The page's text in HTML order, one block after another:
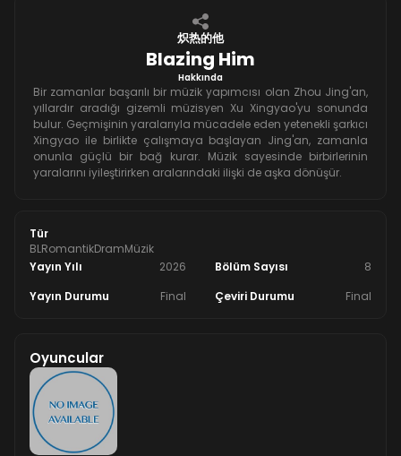
Blazing Him
炽热的他
Hakkında
Bir zamanlar başarılı bir müzik yapımcısı olan Zhou Jing'an,
yıllardır aradığı gizemli müzisyen Xu Xingyao'yu sonunda
bulur. Geçmişinin yaralarıyla mücadele eden yetenekli şarkıcı
Xingyao ile birlikte çalışmaya başlayan Jing'an, zamanla
onunla güçlü bir bağ kurar. Müzik sayesinde birbirlerinin
yaralarını iyileştirirken aralarındaki ilişki de aşka dönüşür.
Tür
BLRomantikDramMüzik
Yayın Yılı
2026 Bölüm Sayısı
8
Yayın Durumu
Final Çeviri Durumu Final
Oyuncular